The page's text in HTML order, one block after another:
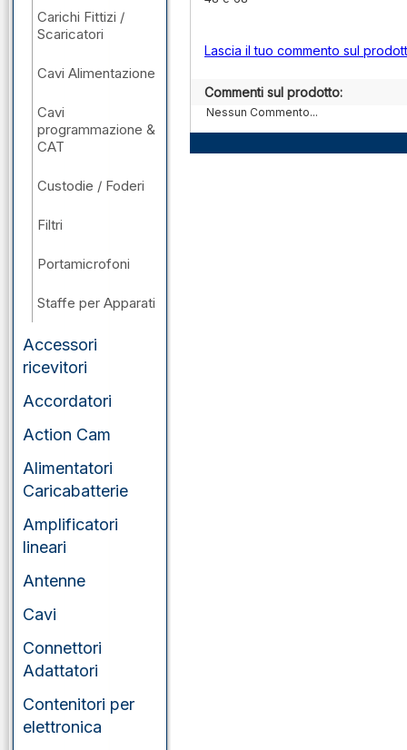
Carichi Fittizi /
Scaricatori
Cavi Alimentazione
Cavi
programmazione &
CAT
Custodie / Foderi
Filtri
Portamicrofoni
Staffe per Apparati
Accessori
ricevitori
Accordatori
Action Cam
Alimentatori
Caricabatterie
Amplificatori
lineari
Antenne
Cavi
Connettori
Adattatori
Contenitori per
elettronica
Lascia il tuo commento sul
Commenti sul prodotto:
Nessun Commento...